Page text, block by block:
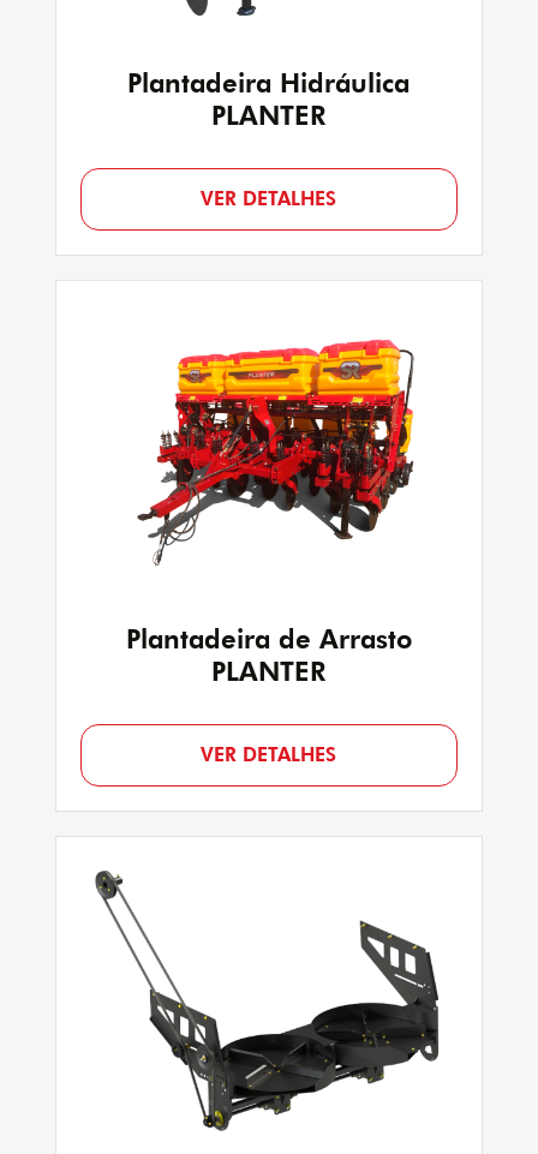
Plantadeira Hidráulica
PLANTER
VER DETALHES
Plantadeira de Arrasto
PLANTER
VER DETALHES